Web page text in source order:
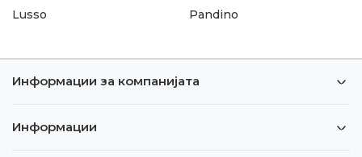
Lusso
Pandino
Информации за компанијата
Информации